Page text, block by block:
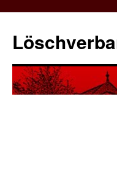
springen